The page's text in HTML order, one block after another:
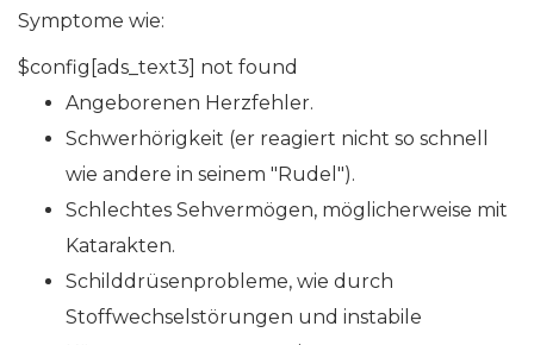
Symptome wie:
$config[ads_text3] not found
Angeborenen Herzfehler.
Schwerhörigkeit (er reagiert nicht so schnell
wie andere in seinem "Rudel").
Schlechtes Sehvermögen, möglicherweise mit
Katarakten.
Schilddrüsenprobleme, wie durch
Stoffwechselstörungen und instabile